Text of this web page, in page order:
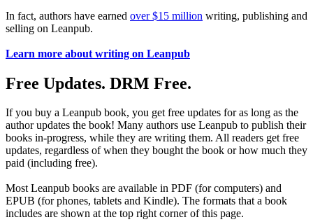
In fact, authors have earned over $15 million writing, publishing and
selling on Leanpub.
Learn more about writing on Leanpub
Free Updates. DRM Free.
If you buy a Leanpub book, you get free updates for as long as the
author updates the book! Many authors use Leanpub to publish their
books in-progress, while they are writing them. All readers get free
updates, regardless of when they bought the book or how much they
paid (including free).
Most Leanpub books are available in PDF (for computers) and
EPUB (for phones, tablets and Kindle). The formats that a book
includes are shown at the top right corner of this page.